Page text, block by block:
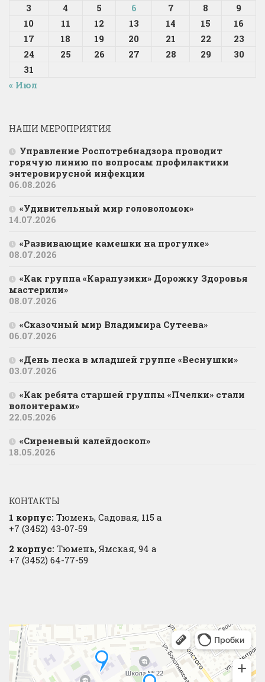
3
4 5 6 7 8
9
10
11 12 13 14 15
16
17
18 19 20 21 22
23
24
25 26 27 28 29
30
31
« Июл
НАШИ МЕРОПРИЯТИЯ
Управление Роспотребнадзора проводит
горячую линию по вопросам профилактики
энтеровирусной инфекции
06.08.2026
«Удивительный мир головоломок»
14.07.2026
«Развивающие камешки на прогулке»
08.07.2026
«Как группа «Карапузики» Дорожку Здоровья
мастерили»
08.07.2026
«Сказочный мир Владимира Сутеева»
06.07.2026
«День песка в младшей группе «Веснушки»
03.07.2026
«Как ребята старшей группы «Пчелки» стали
волонтерами»
22.05.2026
«Сиреневый калейдоскоп»
18.05.2026
КОНТАКТЫ
1 корпус: Тюмень, Садовая, 115 а
+7 (3452) 43-07-59
2 корпус: Тюмень, Ямская, 94 а
+7 (3452) 64-77-59